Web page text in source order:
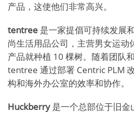
产品，这使他们非常高兴。
tentree 是一家提倡可持续发展
尚生活用品公司，主营男女运动
产品就种植 10 棵树。随着团队
tentree 通过部署 Centric PLM
构和海外办公室的效率和协作。
Huckberry是一个总部位于旧金